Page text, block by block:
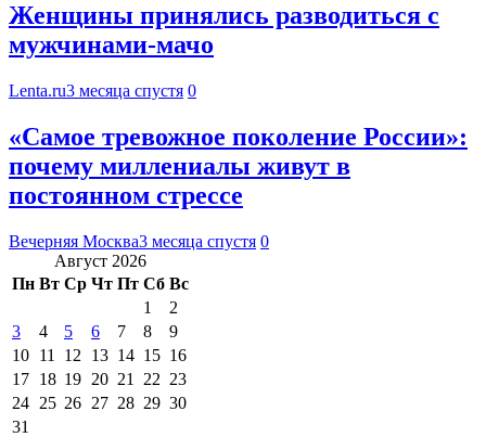
Женщины принялись разводиться с
мужчинами-мачо
Lenta.ru3 месяца спустя 0
«Самое тревожное поколение России»:
почему миллениалы живут в
постоянном стрессе
Вечерняя Москва3 месяца спустя 0
Август 2026
Пн Вт Ср Чт Пт Сб Вс
1
2
3
4 5 6 7 8
9
10 11 12 13 14 15 16
17 18 19 20 21 22 23
24 25 26 27 28 29 30
31